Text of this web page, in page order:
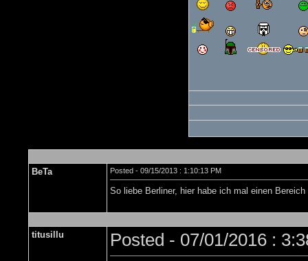
BeTa Posted - 09/15/2013 : 1:10:13 PM
So liebe Berliner, hier habe ich mal einen
titusillu Posted - 07/01/2016 :